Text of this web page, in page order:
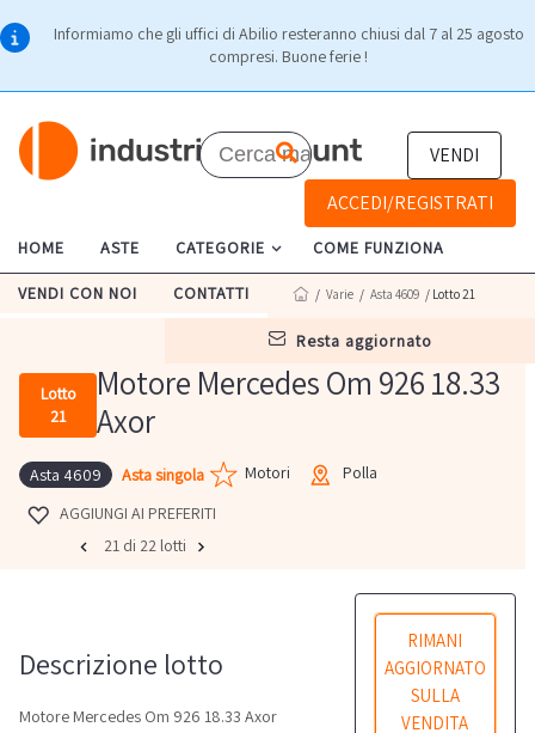
Informiamo che gli uffici di Abilio resteranno chiusi dal 7 al 25 agosto
compresi. Buone ferie !
VENDI
ACCEDI/REGISTRATI
HOME ASTE CATEGORIE COME FUNZIONA
VENDI CON NOI CONTATTI
resta aggiornato
/ Varie / Asta 4609 / Lotto 21
Lotto
21
Motore Mercedes Om 926 18.33
Axor
Asta 4609 Asta singola Motori
Polla
AGGIUNGI AI PREFERITI
21 di 22 lotti
RIMANI
AGGIORNATO
SULLA
VENDITA
Descrizione lotto
Motore Mercedes Om 926 18.33 Axor